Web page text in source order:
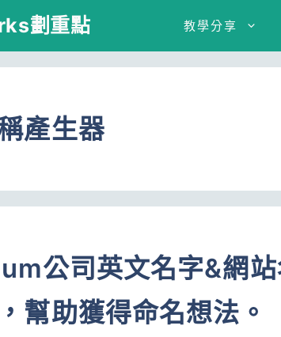
劃重點 教學分享
產生器
公司英文名字&網
幫助獲得命名想法。